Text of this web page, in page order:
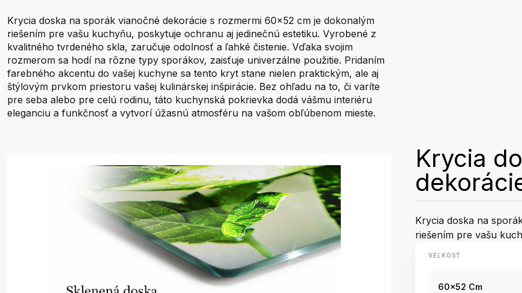
Krycia doska na sporák vianočné dekorácie s rozmermi 60x52 cm je dokonalým
riešením pre vašu kuchyňu, poskytuje ochranu aj jedinečnú estetiku. Vyrobené z
kvalitného tvrdeného skla, zaručuje odolnosť a ľahké čistenie. Vďaka svojim
rozmerom sa hodí na rôzne typy sporákov, zaisťuje univerzálne použitie. Pridaním
farebného akcentu do vašej kuchyne sa tento kryt stane nielen praktickým, ale aj
štýlovým prvkom priestoru vašej kulinárskej inšpirácie. Bez ohľadu na to, či varíte
pre seba alebo pre celú rodinu, táto kuchynská pokrievka dodá vášmu interiéru
eleganciu a funkčnosť a vytvorí úžasnú atmosféru na vašom obľúbenom mieste.
Krycia
Krycia doska na
riešením pre vašu
VEĽKOSŤ
60x52 Cm